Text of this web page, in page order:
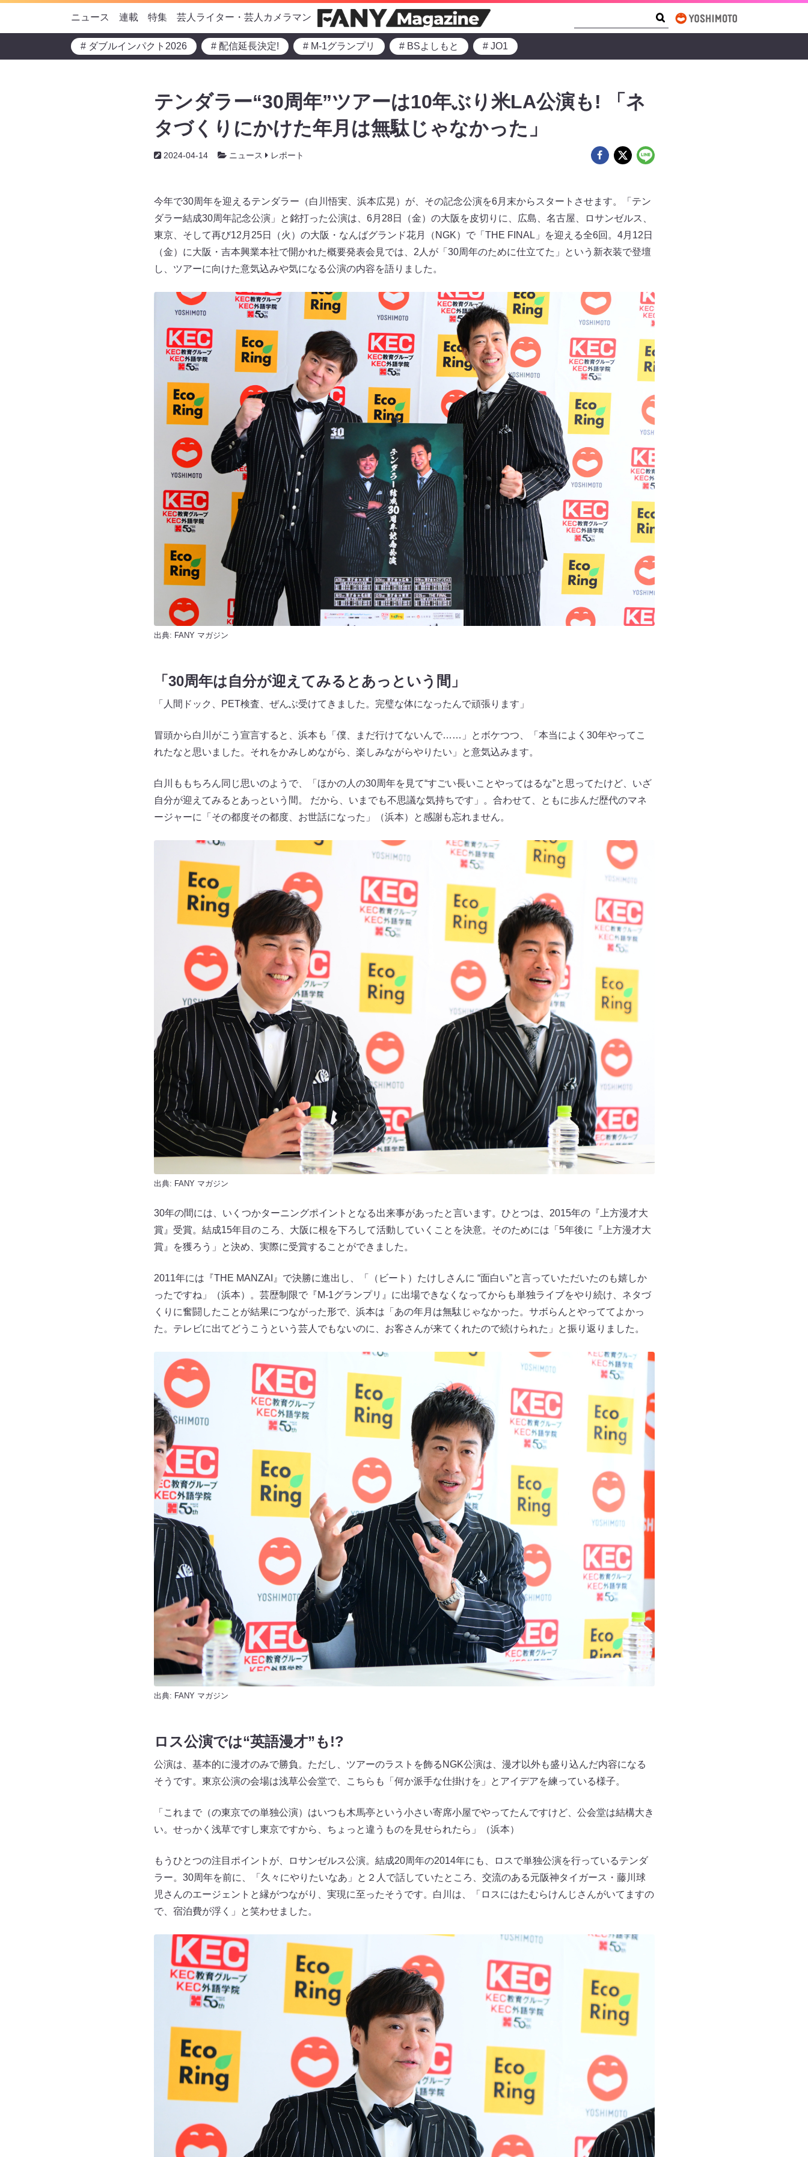
ニュース 連載 特集 芸人ライター・芸人カメラマン
# ダブルインパクト2026 # 配信延長決定! # M-1グランプリ # BSよしもと # JO1
テンダラー“30周年”ツアーは10年ぶり米LA公演も! 「ネ
タづくりにかけた年月は無駄じゃなかった」
2024-04-14 ニュース レポート
今年で30周年を迎えるテンダラー（白川悟実、浜本広晃）が、その記念公演を6月末からスタートさせます。「テン
ダラー結成30周年記念公演」と銘打った公演は、6月28日（金）の大阪を皮切りに、広島、名古屋、ロサンゼルス、
東京、そして再び12月25日（火）の大阪・なんばグランド花月（NGK）で「THE FINAL」を迎える全6回。4月12日
（金）に大阪・吉本興業本社で開かれた概要発表会見では、2人が「30周年のために仕立てた」という新衣装で登壇
し、ツアーに向けた意気込みや気になる公演の内容を語りました。
出典: FANY マガジン
「30周年は自分が迎えてみるとあっという間」
「人間ドック、PET検査、ぜんぶ受けてきました。完璧な体になったんで頑張ります」
冒頭から白川がこう宣言すると、浜本も「僕、まだ行けてないんで……」とボケつつ、「本当によく30年やってこ
れたなと思いました。それをかみしめながら、楽しみながらやりたい」と意気込みます。
白川ももちろん同じ思いのようで、「ほかの人の30周年を見て“すごい長いことやってはるな”と思ってたけど、いざ
自分が迎えてみるとあっという間。 だから、いまでも不思議な気持ちです」。合わせて、ともに歩んだ歴代のマネ
ージャーに「その都度その都度、お世話になった」（浜本）と感謝も忘れません。
出典: FANY マガジン
30年の間には、いくつかターニングポイントとなる出来事があったと言います。ひとつは、2015年の『上方漫才大
賞』受賞。結成15年目のころ、大阪に根を下ろして活動していくことを決意。そのためには「5年後に『上方漫才大
賞』を獲ろう」と決め、実際に受賞することができました。
2011年には『THE MANZAI』で決勝に進出し、「（ビート）たけしさんに “面白い”と言っていただいたのも嬉しか
ったですね」（浜本）。芸歴制限で『M-1グランプリ』に出場できなくなってからも単独ライブをやり続け、ネタづ
くりに奮闘したことが結果につながった形で、浜本は「あの年月は無駄じゃなかった。サボらんとやっててよかっ
た。テレビに出てどうこうという芸人でもないのに、お客さんが来てくれたので続けられた」と振り返りました。
出典: FANY マガジン
ロス公演では“英語漫才”も!?
公演は、基本的に漫才のみで勝負。ただし、ツアーのラストを飾るNGK公演は、漫才以外も盛り込んだ内容になる
そうです。東京公演の会場は浅草公会堂で、こちらも「何か派手な仕掛けを」とアイデアを練っている様子。
「これまで（の東京での単独公演）はいつも木馬亭という小さい寄席小屋でやってたんですけど、公会堂は結構大き
い。せっかく浅草ですし東京ですから、ちょっと違うものを見せられたら」（浜本）
もうひとつの注目ポイントが、ロサンゼルス公演。結成20周年の2014年にも、ロスで単独公演を行っているテンダ
ラー。30周年を前に、「久々にやりたいなあ」と２人で話していたところ、交流のある元阪神タイガース・藤川球
児さんのエージェントと縁がつながり、実現に至ったそうです。白川は、「ロスにはたむらけんじさんがいてますの
で、宿泊費が浮く」と笑わせました。